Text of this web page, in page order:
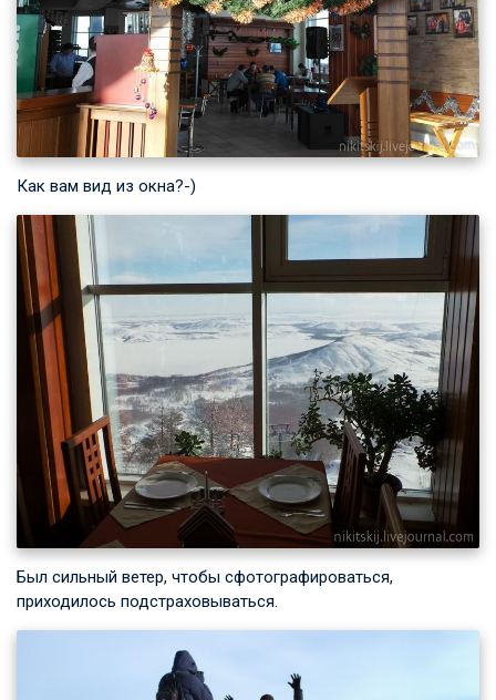
Как вам вид из окна?-)
Был сильный ветер, чтобы сфотографироваться,
приходилось подстраховываться.